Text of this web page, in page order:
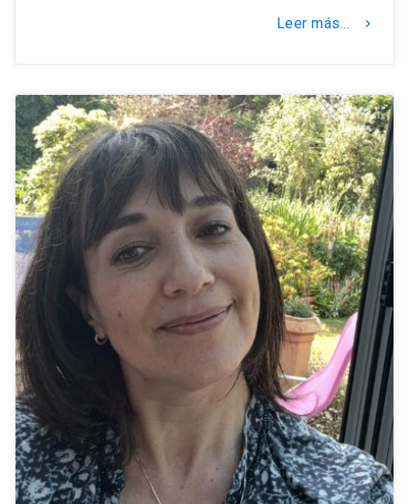
Leer más... keyboard_arrow_right